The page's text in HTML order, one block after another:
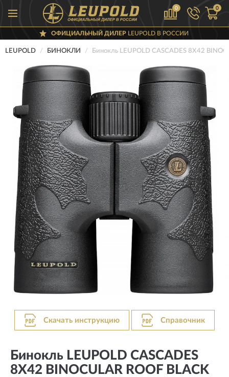
0 0
ОФИЦИАЛЬНЫЙ ДИЛЕР LEUPOLD В РОССИИ
LEUPOLD БИНОКЛИ Бинокль LEUPOLD CASCADES 8X42
Скачать инструкцию Справочник
Бинокль LEUPOLD CASCADES
8X42 BINOCULAR ROOF BLACK